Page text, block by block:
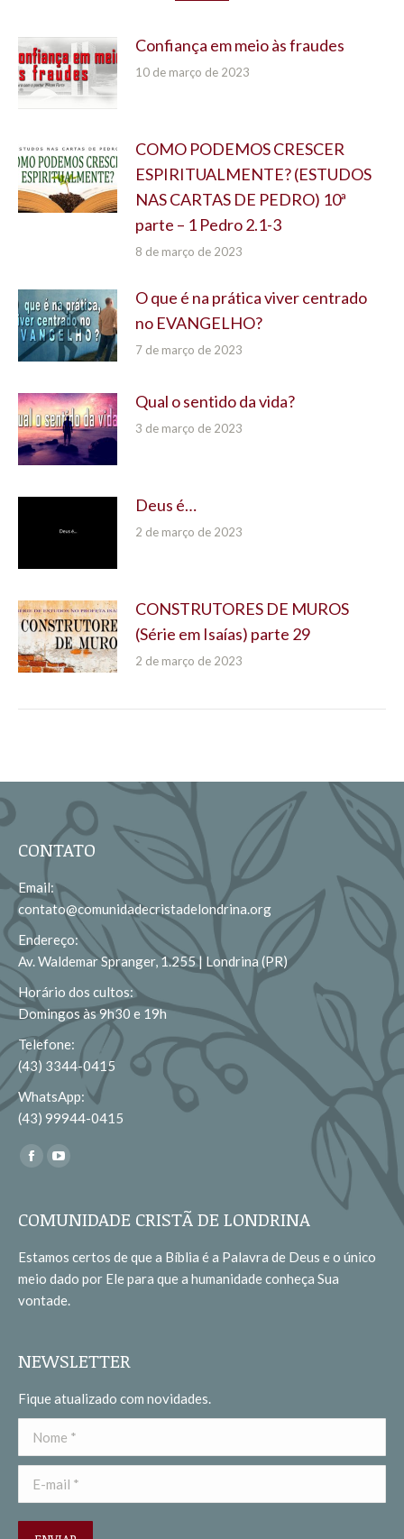
Confiança em meio às fraudes
10 de março de 2023
COMO PODEMOS CRESCER
ESPIRITUALMENTE? (ESTUDOS
NAS CARTAS DE PEDRO) 10ª
parte – 1 Pedro 2.1-3
8 de março de 2023
O que é na prática viver centrado
no EVANGELHO?
7 de março de 2023
Qual o sentido da vida?
3 de março de 2023
Deus é…
2 de março de 2023
CONSTRUTORES DE MUROS
(Série em Isaías) parte 29
2 de março de 2023
CONTATO
Email:
contato@comunidadecristadelondrina.org
Endereço:
Av. Waldemar Spranger, 1.255 | Londrina (PR)
Horário dos cultos:
Domingos às 9h30 e 19h
Telefone:
(43) 3344-0415
WhatsApp:
(43) 99944-0415
Encontre-nos em:
Facebook
opens
new
window
opens
new
window
COMUNIDADE CRISTÃ DE LONDRINA
Estamos certos de que a Bíblia é a Palavra de Deus e o único
meio dado por Ele para que a humanidade conheça Sua
vontade.
NEWSLETTER
Fique atualizado com novidades.
Nome *
E-mail *